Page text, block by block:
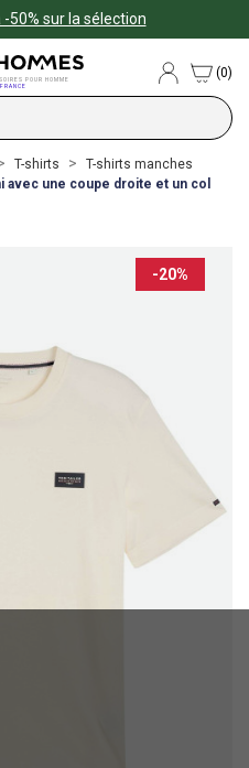
-50% sur la sélection
POUR HOMME
FRANCE
(0)
T-shirts
T-shirts manches
avec une coupe droite et un col
-20%